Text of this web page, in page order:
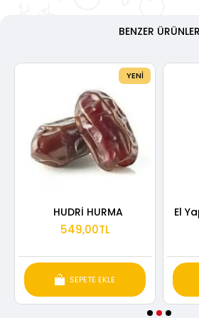
BENZER ÜRÜNLER
YENI
HUDRİ HURMA
549,00TL
SEPETE EKLE
El